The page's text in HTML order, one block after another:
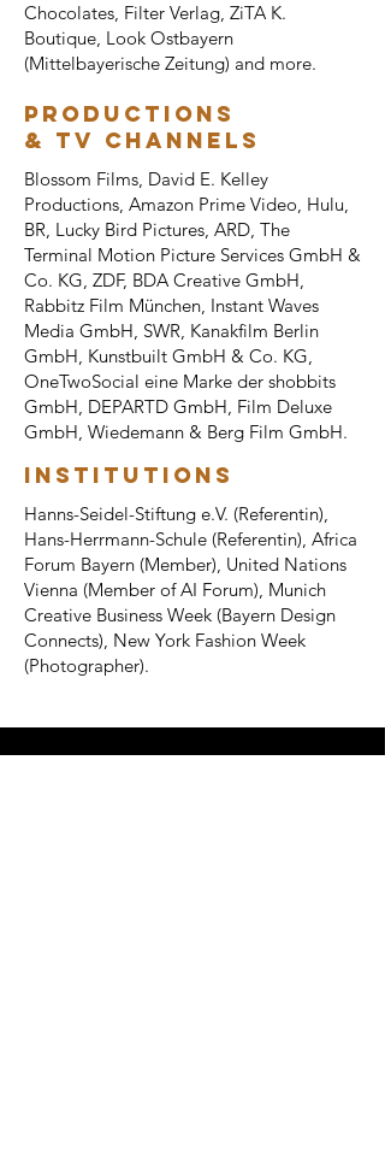
Chocolates, Filter Verlag, ZiTA K.
Boutique, Look Ostbayern
(Mittelbayerische Zeitung) and more.
Productions
& TV Channels
Blossom Films, David E. Kelley
Productions, Amazon Prime Video, Hulu,
BR, Lucky Bird Pictures, ARD, The
Terminal Motion Picture Services GmbH &
Co. KG, ZDF, BDA Creative GmbH,
Rabbitz Film München, Instant Waves
Media GmbH, SWR, Kanakfilm Berlin
GmbH, Kunstbuilt GmbH & Co. KG,
OneTwoSocial eine Marke der shobbits
GmbH, DEPARTD GmbH, Film Deluxe
GmbH, Wiedemann & Berg Film GmbH.
Institutions
Hanns-Seidel-Stiftung e.V. (Referentin),
Hans-Herrmann-Schule (Referentin), Africa
Forum Bayern (Member), United Nations
Vienna (Member of AI Forum), Munich
Creative Business Week (Bayern Design
Connects), New York Fashion Week
(Photographer).